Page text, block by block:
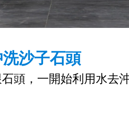
沙子石頭
頭，一開始利用水去